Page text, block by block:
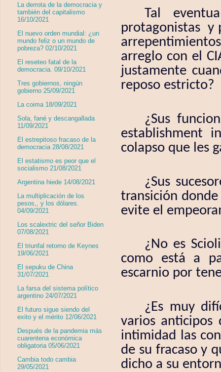
Tal
protagonistas y
arreglo con el
justamente
reposo estricto?
¿Sus
establishment
colapso que les
¿Sus
transición
evite el
¿No es
como está a
escarnio por
¿Es muy
varios anticipos
intimidad las
de su fracaso y
dicho a su
La derrota de la democracia y
también del capitalismo
16/10/2021
El nuevo orden mundial: ¿un
mundo feliz o un mundo de
pobreza? 02/10/2021
El reseteo fatal de la
democracia. 09/10/2021
Tres gobiernos, ningún
gobierno 25/09/2021
La coima 18/09/2021
Sola, fané y descangallada
11/09/2021
El estrepitoso fracaso de la
democracia 28/08/2021
El estatismo es peor que el
socialismo 21/08/2021
Argentina hiede 14/08/2021
La multiplicación de los
pesos,, y los dólares.
04/09/2021
Los scalextric del señor Biden
07/08/2021
El triunfal retorno de Keynes
19/06/2021
El sepuku de China
31/07/2021
La farsa del sistema político
argentino 24/07/2021
El futuro sigue siendo del
exito y el mérito 12/06/2021
Después de la pandemia más
cuarentena económica
obligatoria 05/06/2021
Cambia todo cambia
29/05/2021